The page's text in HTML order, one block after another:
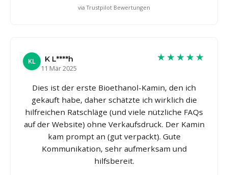
via Trustpilot Bewertungen
KL
K L****h
11 Mär 2025
★★★★★
Dies ist der erste Bioethanol-Kamin, den ich
gekauft habe, daher schätzte ich wirklich die
hilfreichen Ratschläge (und viele nützliche FAQs
auf der Website) ohne Verkaufsdruck. Der Kamin
kam prompt an (gut verpackt). Gute
Kommunikation, sehr aufmerksam und
hilfsbereit.